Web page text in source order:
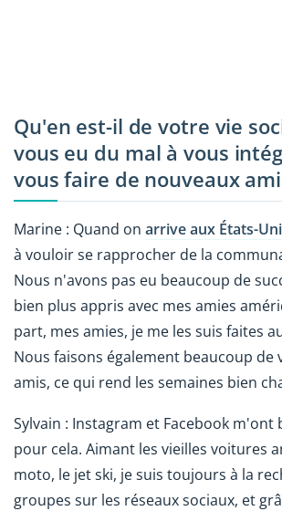
Qu'en est-il de votre vie
vous eu du mal à vous
vous faire de nouveaux
Marine : Quand on arrive aux États-
à vouloir se rapprocher de la
Nous n'avons pas eu beaucoup de
bien plus appris avec mes amies
part, mes amies, je me les suis faites
Nous faisons également beaucoup de
amis, ce qui rend les semaines bien
Sylvain : Instagram et Facebook m'ont
pour cela. Aimant les vieilles voitures
moto, le jet ski, je suis toujours à la
groupes sur les réseaux sociaux, et